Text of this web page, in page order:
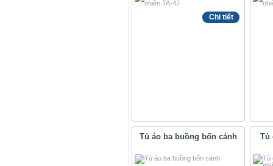
Chi tiết
Tủ áo ba buồng bốn cánh Tủ